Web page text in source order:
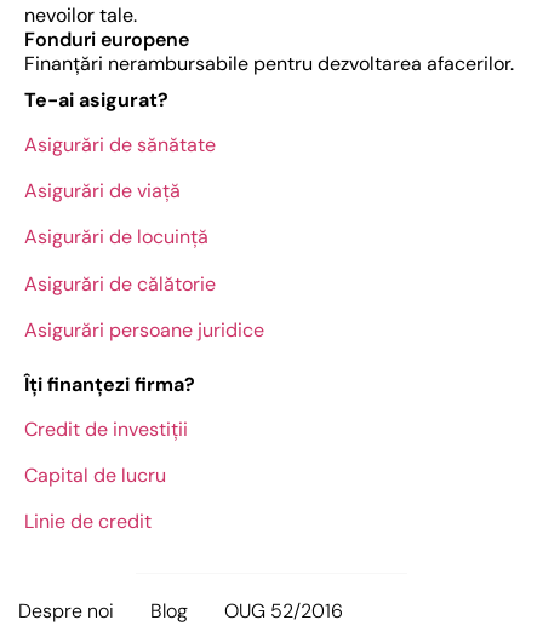
nevoilor tale.
Fonduri europene
Finanțări nerambursabile pentru dezvoltarea afacerilor.
Te-ai asigurat?
Asigurări de sănătate
Asigurări de viață
Asigurări de locuință
Asigurări de călătorie
Asigurări persoane juridice
Îți finanțezi firma?
Credit de investiții
Capital de lucru
Linie de credit
Despre noi Blog OUG 52/2016